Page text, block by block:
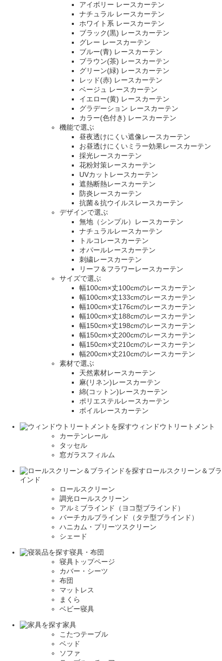
アイボリー レースカーテン
ナチュラル レースカーテン
ホワイト系 レースカーテン
ブラック(黒) レースカーテン
グレー レースカーテン
ブルー(青) レースカーテン
ブラウン(茶) レースカーテン
グリーン(緑) レースカーテン
レッド(赤) レースカーテン
ベージュ レースカーテン
イエロー(黄) レースカーテン
グラデーション レースカーテン
カラー(色付き) レースカーテン
機能で選ぶ
昼夜透けにくい遮像レースカーテン
お昼透けにくいミラー効果レースカーテン
採光レースカーテン
花粉対策レースカーテン
UVカットレースカーテン
遮熱断熱レースカーテン
防炎レースカーテン
抗菌＆抗ウイルスレースカーテン
デザインで選ぶ
無地（シンプル）レースカーテン
ナチュラルレースカーテン
トルコレースカーテン
オパールレースカーテン
刺繍レースカーテン
リーフ＆フラワーレースカーテン
サイズで選ぶ
幅100cm×丈100cmのレースカーテン
幅100cm×丈133cmのレースカーテン
幅100cm×丈176cmのレースカーテン
幅100cm×丈188cmのレースカーテン
幅150cm×丈198cmのレースカーテン
幅150cm×丈200cmのレースカーテン
幅150cm×丈210cmのレースカーテン
幅200cm×丈210cmのレースカーテン
素材で選ぶ
天然素材レースカーテン
麻(リネン)レースカーテン
綿(コットン)レースカーテン
ポリエステルレースカーテン
ボイルレースカーテン
ウィンドウトリートメント
カーテンレール
タッセル
窓ガラスフィルム
ロールスクリーン＆ブラ
インド
ロールスクリーン
調光ロールスクリーン
アルミブラインド（ヨコ型ブラインド）
バーチカルブラインド（タテ型ブラインド）
ハニカム・プリーツスクリーン
シェード
寝具・布団
寝具トップページ
カバー・シーツ
布団
マットレス
まくら
ベビー寝具
家具
こたつテーブル
ベッド
ソファ